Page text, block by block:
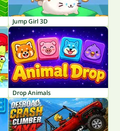
Jump Girl 3D
Drop Animals